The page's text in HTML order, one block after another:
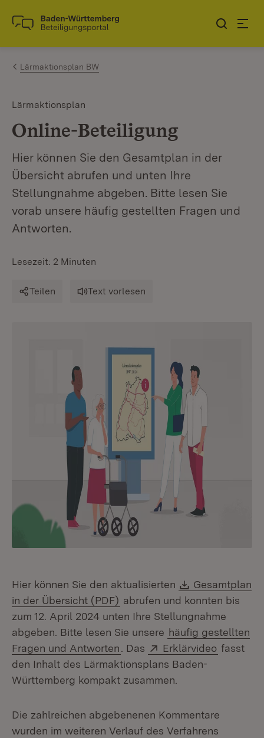
Zum Inhalt springen
Link zur Startseite
Lärmaktionsplan BW
Lärmaktionsplan
Online-Beteiligung
Hier können Sie den Gesamtplan in der
Übersicht abrufen und unten Ihre
Stellungnahme abgeben. Bitte lesen Sie
vorab unsere häufig gestellten Fragen und
Antworten.
Lesezeit: 2 Minuten
Teilen Text vorlesen
Hier können Sie den aktualisierten Download:
Gesamtplan
in der Übersicht (PDF) (Öffnet in neuem Fenster)
abrufen und konnten bis
zum 12. April 2024 unten Ihre Stellungnahme
abgeben. Bitte lesen Sie unsere häufig gestellten
Fragen und Antworten
. Das Extern:
Erklärvideo (Öffnet
fasst
den Inhalt des Lärmaktionsplans Baden-
Württemberg kompakt zusammen.
Die zahlreichen abgebenenen Kommentare
wurden im weiteren Verlauf des Verfahrens